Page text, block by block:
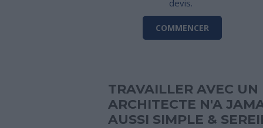
devis.
COMMENCER
TRAVAILLER AVEC UN
ARCHITECTE N'A
AUSSI SIMPLE &